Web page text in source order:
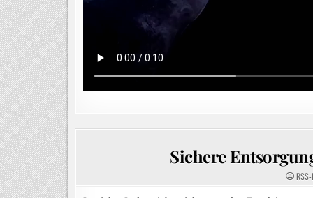
Sichere
RSS-